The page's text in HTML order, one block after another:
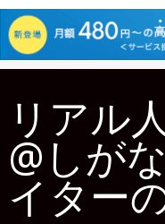
リアル
@しが
イター